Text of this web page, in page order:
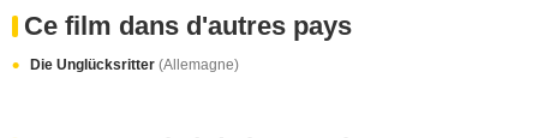
Ce film dans d'autres pays
Die Unglücksritter (Allemagne)